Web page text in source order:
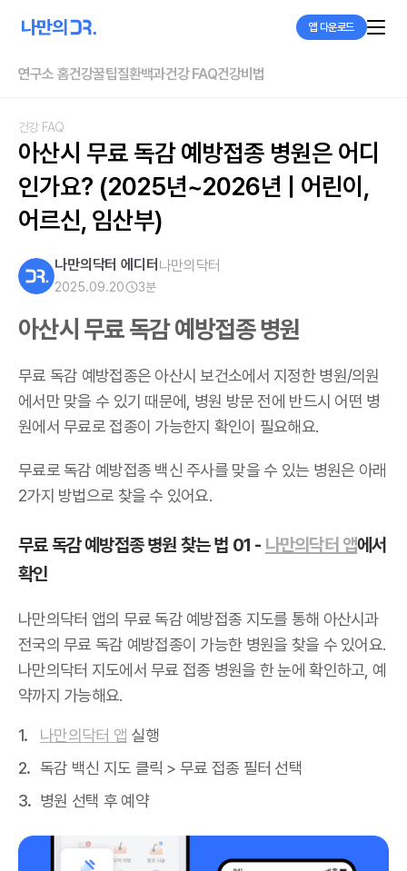
앱 다운로드
연구소 홈건강꿀팁질환백과건강 FAQ건강비법
건강 FAQ
아산시 무료 독감 예방접종 병원은 어디
인가요? (2025년~2026년 | 어린이,
어르신, 임산부)
나만의닥터 에디터 나만의닥터
2025.09.20 3분
아산시 무료 독감 예방접종 병원
무료 독감 예방접종은 아산시 보건소에서 지정한 병원/의원
에서만 맞을 수 있기 때문에, 병원 방문 전에 반드시 어떤 병
원에서 무료로 접종이 가능한지 확인이 필요해요.
무료로 독감 예방접종 백신 주사를 맞을 수 있는 병원은 아래
2가지 방법으로 찾을 수 있어요.
무료 독감 예방접종 병원 찾는 법 01 - 나만의닥터 앱에서
확인
나만의닥터 앱의 무료 독감 예방접종 지도를 통해 아산시과
전국의 무료 독감 예방접종이 가능한 병원을 찾을 수 있어요.
나만의닥터 지도에서 무료 접종 병원을 한 눈에 확인하고, 예
약까지 가능해요.
나만의닥터 앱 실행
독감 백신 지도 클릭 > 무료 접종 필터 선택
병원 선택 후 예약